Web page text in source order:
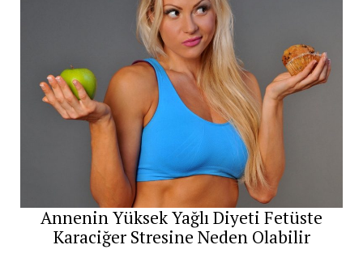
Annenin Yüksek Yağlı Diyeti Fetüste
Karaciğer Stresine Neden Olabilir